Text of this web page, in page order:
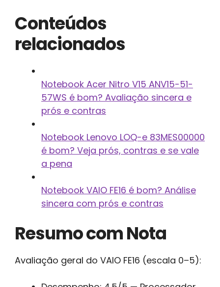
Conteúdos
relacionados
Notebook Acer Nitro V15 ANV15-51-
57WS é bom? Avaliação sincera e
prós e contras
Notebook Lenovo LOQ-e 83MES00000
é bom? Veja prós, contras e se vale
a pena
Notebook VAIO FE16 é bom? Análise
sincera com prós e contras
Resumo com Nota
Avaliação geral do VAIO FE16 (escala 0–5):